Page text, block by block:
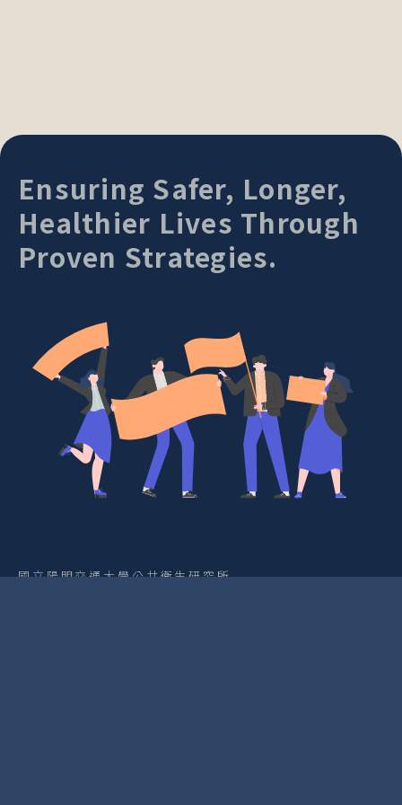
Ensuring Safer, Longer,
Healthier Lives Through
Proven Strategies.
國立陽明交通大學公共衛生研究所